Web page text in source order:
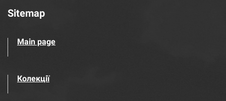
Sitemap
Main page
Колекції